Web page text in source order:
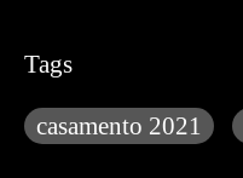
Tags
casamento 2021